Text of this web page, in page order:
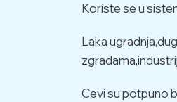
Koriste se u
Laka
Cevi su potpuno